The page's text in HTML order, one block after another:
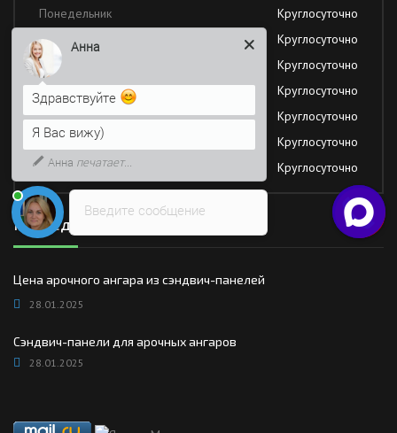
Понедельник
Круглосуточно
Вторник
Круглосуточно
Среда
Круглосуточно
Четверг
Круглосуточно
Пятница
Круглосуточно
Суббота
Круглосуточно
Воскресение
Круглосуточно
Последние новости
Цена арочного ангара из сэндвич-панелей
28.01.2025
Сэндвич-панели для арочных ангаров
28.01.2025
Введите сообщение
Анна
Здравствуйте
Я Вас вижу)
Анна печатает...